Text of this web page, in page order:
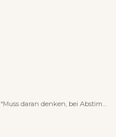
“Muss daran denken, bei Abstimmungen auch die Hand zu heben”